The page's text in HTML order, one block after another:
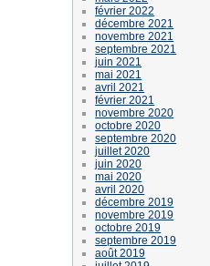
février 2022
décembre 2021
novembre 2021
septembre 2021
juin 2021
mai 2021
avril 2021
février 2021
novembre 2020
octobre 2020
septembre 2020
juillet 2020
juin 2020
mai 2020
avril 2020
décembre 2019
novembre 2019
octobre 2019
septembre 2019
août 2019